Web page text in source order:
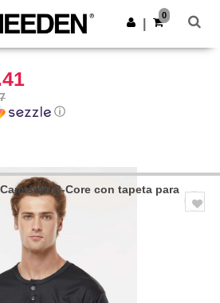
en app!
Descargar app
0
ⓘ
B-Core con tapeta para